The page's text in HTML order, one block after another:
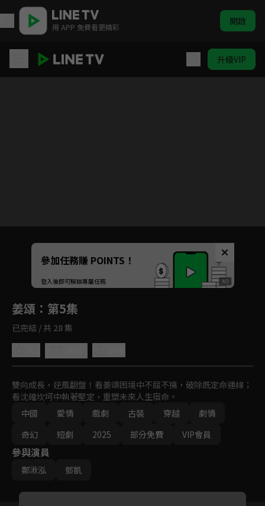
用 APP 免費看更精彩 開啟
升級VIP
Unmute
如有不便請見諒
參加任務賺 POINTS！
登入後即可解鎖專屬任務
姜頌 ：第5集
已完結 / 共 28 集
雙向成長，逆風翻盤！看姜頌困境中不屈不撓，破除既定命運線；
看沈確坎坷中執著堅定，重塑未來人生宿命。
中國
愛情 戲劇 古裝 穿越
劇情
奇幻
短劇 2025 部分免費 VIP會員
參與演員
鄭湫泓 鄧凱